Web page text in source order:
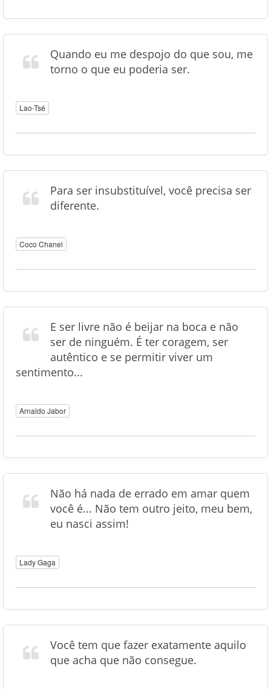
Quando eu me despojo do que sou, me
torno o que eu poderia ser.
Lao-Tsé
Para ser insubstituível, você precisa ser
diferente.
Coco Chanel
E ser livre não é beijar na boca e não
ser de ninguém. É ter coragem, ser
autêntico e se permitir viver um
sentimento...
Arnaldo Jabor
Não há nada de errado em amar quem
você é... Não tem outro jeito, meu bem,
eu nasci assim!
Lady Gaga
Você tem que fazer exatamente aquilo
que acha que não consegue.